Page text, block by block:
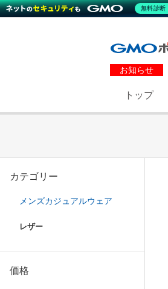
お知らせ
トップ
カテゴリー
メンズカジュアルウェア
レザー
価格
無料診断